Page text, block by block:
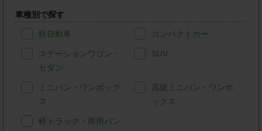
車種別で探す
軽自動車 コンパクトカー
ステーションワゴン・
セダン
SUV
ミニバン・ワンボック
ス
高級ミニバン・ワンボ
ックス
軽トラック・商用バン